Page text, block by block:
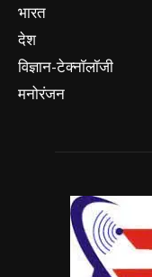
भारत
देश
विज्ञान-टेक्नॉलॉजी
मनोरंजन